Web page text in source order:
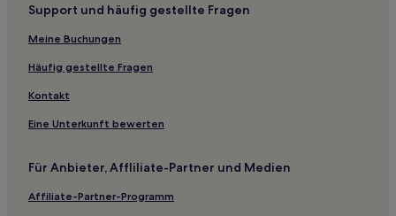
Haustierfreundliche in Südholland
Hotels mit Küchenzeile in Benoordenhout
Südholland: Hotels
Hotels nahe Monkey Town Spijkenisse
Hotels nahe Park Zestienhoven
Kampen: Hotels
Support und häufig gestellte Fragen
Meine Buchungen
Häufig gestellte Fragen
Kontakt
Eine Unterkunft bewerten
Für Anbieter, Affliliate-Partner und Medien
Affiliate-Partner-Programm